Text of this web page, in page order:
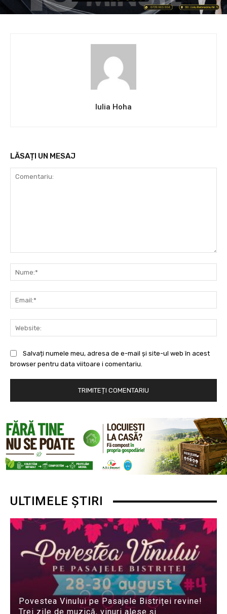
Iulia Hoha
LĂSAȚI UN MESAJ
Salvați numele meu, adresa de e-mail și site-ul web în acest
browser pentru data viitoare i comentariu.
ULTIMELE ȘTIRI
Povestea Vinului pe Pasajele Bistriței revine!
Trei zile de muzică, vinuri alese și